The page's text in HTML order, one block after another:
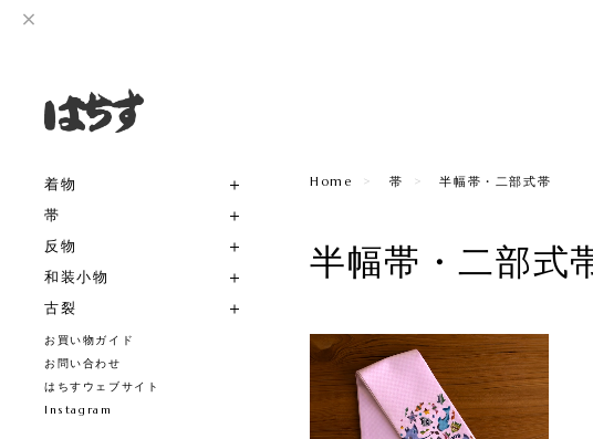
着物
帯
反物
和装小物
古裂
お買い物ガイド
お問い合わせ
はちすウェブサイト
Instagram
Home 帯 半幅帯・二部式帯
半幅帯・二部式